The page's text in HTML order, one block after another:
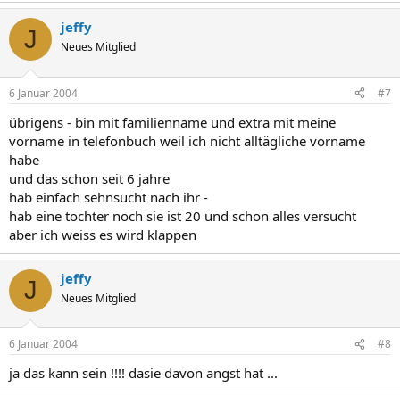
J jeffy
Neues Mitglied
6 Januar 2004 #7
übrigens - bin mit familienname und extra mit meine
vorname in telefonbuch weil ich nicht alltägliche vorname
habe
und das schon seit 6 jahre
hab einfach sehnsucht nach ihr -
hab eine tochter noch sie ist 20 und schon alles versucht
aber ich weiss es wird klappen
J jeffy
Neues Mitglied
6 Januar 2004 #8
ja das kann sein !!!! dasie davon angst hat ...